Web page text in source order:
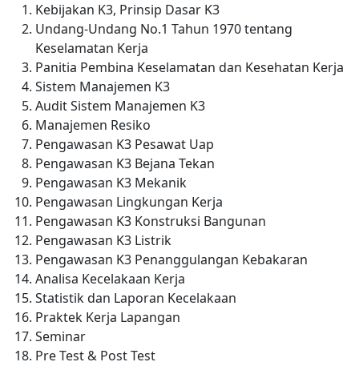
Kebijakan K3, Prinsip Dasar K3
Undang-Undang No.1 Tahun 1970 tentang
Keselamatan Kerja
Panitia Pembina Keselamatan dan Kesehatan Kerja
Sistem Manajemen K3
Audit Sistem Manajemen K3
Manajemen Resiko
Pengawasan K3 Pesawat Uap
Pengawasan K3 Bejana Tekan
Pengawasan K3 Mekanik
Pengawasan Lingkungan Kerja
Pengawasan K3 Konstruksi Bangunan
Pengawasan K3 Listrik
Pengawasan K3 Penanggulangan Kebakaran
Analisa Kecelakaan Kerja
Statistik dan Laporan Kecelakaan
Praktek Kerja Lapangan
Seminar
Pre Test & Post Test